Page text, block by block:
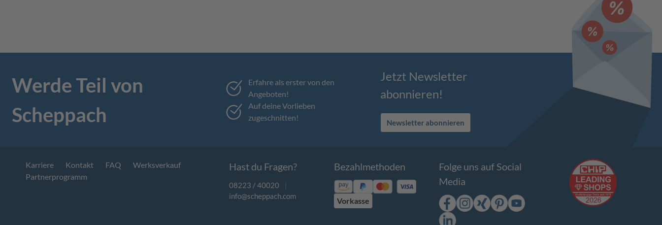
Werde Teil von
Scheppach
Erfahre als erster von den
Angeboten!
Auf deine Vorlieben
zugeschnitten!
Jetzt Newsletter
abonnieren!
Newsletter abonnieren
Karriere Kontakt FAQ
Werksverkauf
Partnerprogramm
Hast du Fragen?
08223 / 40020
|
info@scheppach.com
Bezahlmethoden
Vorkasse
Folge uns auf Social
Media